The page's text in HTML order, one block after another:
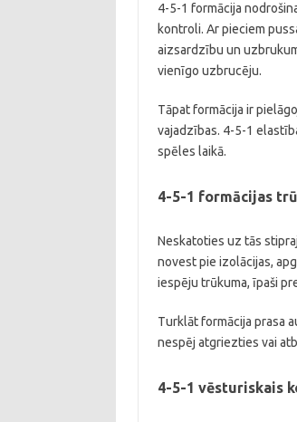
4-5-1 formācija
kontroli. Ar pieciem
aizsardzību un
vienīgo uzbrucēju.
Tāpat formācija ir
vajadzības. 4-5-1
spēles laikā.
4-5-1 formācijas
Neskatoties uz tās
novest pie izolācijas,
iespēju trūkuma, īpaši
Turklāt formācija prasa
nespēj atgriezties vai
4-5-1 vēsturiskais